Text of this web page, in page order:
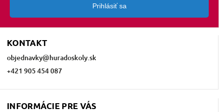
KONTAKT
objednavky@huradoskoly.sk
+421 905 454 087
INFORMÁCIE PRE VÁS
Prihlásiť sa